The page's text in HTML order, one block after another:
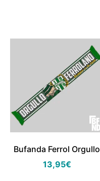
Bufanda Ferrol Orgullo
13,95€